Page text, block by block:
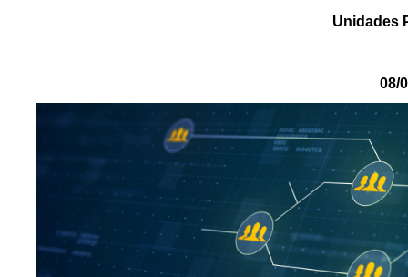
Unidades
08/